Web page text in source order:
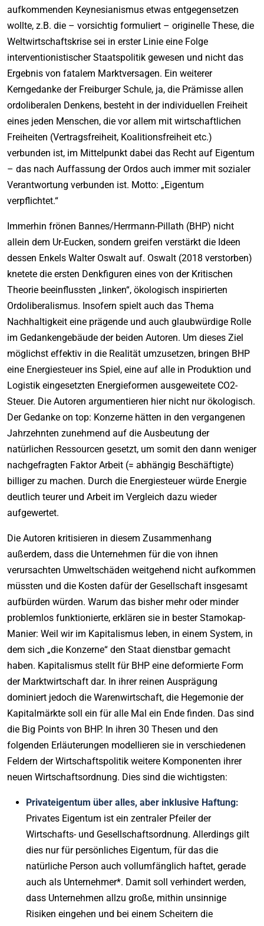
aufkommenden Keynesianismus etwas entgegensetzen
wollte, z.B. die – vorsichtig formuliert – originelle These, die
Weltwirtschaftskrise sei in erster Linie eine Folge
interventionistischer Staatspolitik gewesen und nicht das
Ergebnis von fatalem Marktversagen. Ein weiterer
Kerngedanke der Freiburger Schule, ja, die Prämisse allen
ordoliberalen Denkens, besteht in der individuellen Freiheit
eines jeden Menschen, die vor allem mit wirtschaftlichen
Freiheiten (Vertragsfreiheit, Koalitionsfreiheit etc.)
verbunden ist, im Mittelpunkt dabei das Recht auf Eigentum
– das nach Auffassung der Ordos auch immer mit sozialer
Verantwortung verbunden ist. Motto: „Eigentum
verpflichtet.“
Immerhin frönen Bannes/Herrmann-Pillath (BHP) nicht
allein dem Ur-Eucken, sondern greifen verstärkt die Ideen
dessen Enkels Walter Oswalt auf. Oswalt (2018 verstorben)
knetete die ersten Denkfiguren eines von der Kritischen
Theorie beeinflussten „linken“, ökologisch inspirierten
Ordoliberalismus. Insofern spielt auch das Thema
Nachhaltigkeit eine prägende und auch glaubwürdige Rolle
im Gedankengebäude der beiden Autoren. Um dieses Ziel
möglichst effektiv in die Realität umzusetzen, bringen BHP
eine Energiesteuer ins Spiel, eine auf alle in Produktion und
Logistik eingesetzten Energieformen ausgeweitete CO2-
Steuer. Die Autoren argumentieren hier nicht nur ökologisch.
Der Gedanke on top: Konzerne hätten in den vergangenen
Jahrzehnten zunehmend auf die Ausbeutung der
natürlichen Ressourcen gesetzt, um somit den dann weniger
nachgefragten Faktor Arbeit (= abhängig Beschäftigte)
billiger zu machen. Durch die Energiesteuer würde Energie
deutlich teurer und Arbeit im Vergleich dazu wieder
aufgewertet.
Die Autoren kritisieren in diesem Zusammenhang
außerdem, dass die Unternehmen für die von ihnen
verursachten Umweltschäden weitgehend nicht aufkommen
müssten und die Kosten dafür der Gesellschaft insgesamt
aufbürden würden. Warum das bisher mehr oder minder
problemlos funktionierte, erklären sie in bester Stamokap-
Manier: Weil wir im Kapitalismus leben, in einem System, in
dem sich „die Konzerne“ den Staat dienstbar gemacht
haben. Kapitalismus stellt für BHP eine deformierte Form
der Marktwirtschaft dar. In ihrer reinen Ausprägung
dominiert jedoch die Warenwirtschaft, die Hegemonie der
Kapitalmärkte soll ein für alle Mal ein Ende finden. Das sind
die Big Points von BHP. In ihren 30 Thesen und den
folgenden Erläuterungen modellieren sie in verschiedenen
Feldern der Wirtschaftspolitik weitere Komponenten ihrer
neuen Wirtschaftsordnung. Dies sind die wichtigsten:
Privateigentum über alles, aber inklusive Haftung:
Privates Eigentum ist ein zentraler Pfeiler der
Wirtschafts- und Gesellschaftsordnung. Allerdings gilt
dies nur für persönliches Eigentum, für das die
natürliche Person auch vollumfänglich haftet, gerade
auch als Unternehmer*. Damit soll verhindert werden,
dass Unternehmen allzu große, mithin unsinnige
Risiken eingehen und bei einem Scheitern die